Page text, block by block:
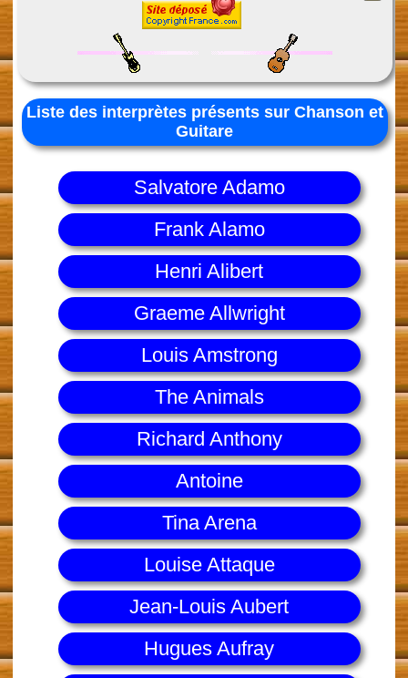
Liste des interprètes présents sur Chanson et
Guitare
Salvatore Adamo
Frank Alamo
Henri Alibert
Graeme Allwright
Louis Amstrong
The Animals
Richard Anthony
Antoine
Tina Arena
Louise Attaque
Jean-Louis Aubert
Hugues Aufray